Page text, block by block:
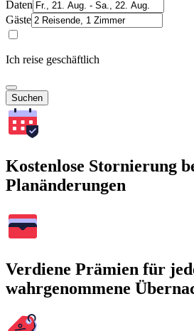
Daten
Gäste
Ich reise geschäftlich
Suchen
Kostenlose Stornierung
Planänderungen
Verdiene Prämien für
wahrgenommene